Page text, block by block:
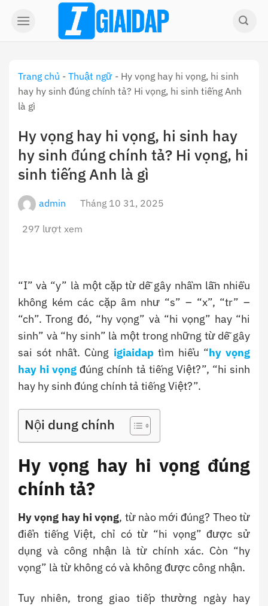
Trang chủ - Thuật ngữ - Hy vọng hay hi vọng, hi sinh
hay hy sinh đúng chính tả? Hi vọng, hi sinh tiếng Anh
là gì
Hy vọng hay hi vọng, hi sinh hay
hy sinh đúng chính tả? Hi vọng, hi
sinh tiếng Anh là gì
admin Tháng 10 31, 2025
297 lượt xem
“I” và “y” là một cặp từ dễ gây nhầm lẫn nhiều
không kém các cặp âm như “s” – “x”, “tr” –
“ch”. Trong đó, “hy vọng” và “hi vọng” hay “hi
sinh” và “hy sinh” là một trong những từ dễ gây
sai sót nhất. Cùng igiaidaptìm hiểu “hy vọng
hay hi vọng đúng chính tả tiếng Việt?”, “hi sinh
hay hy sinh đúng chính tả tiếng Việt?”.
Nội dung chính
Hy vọng hay hi vọng đúng
chính tả?
Hy vọng hay hi vọng, từ nào mới đúng? Theo từ
điển tiếng Việt, chỉ có từ “hi vọng” được sử
dụng và công nhận là từ chính xác. Còn “hy
vọng” là từ không có và không được công nhận.
Tuy nhiên, trong giao tiếp thường ngày hay